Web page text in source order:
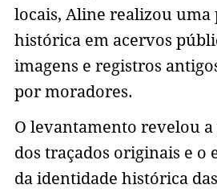
locais, Aline realizou uma
histórica em acervos
imagens e registros
por moradores.
O levantamento revelou
dos traçados originais e o
da identidade histórica